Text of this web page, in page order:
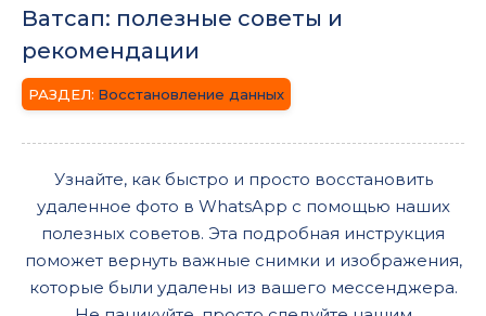
Ватсап: полезные советы и
рекомендации
Восстановление данных
Узнайте, как быстро и просто восстановить
удаленное фото в WhatsApp с помощью наших
полезных советов. Эта подробная инструкция
поможет вернуть важные снимки и изображения,
которые были удалены из вашего мессенджера.